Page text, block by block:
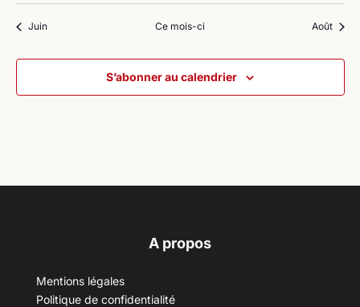
Juin Ce mois-ci Août
S’abonner au calendrier
A propos
Mentions légales
Politique de confidentialité